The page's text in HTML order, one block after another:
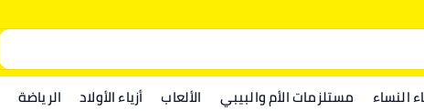
النساء مستلزمات الأم والبيبي الألعاب أزياء الأولاد الرياضة